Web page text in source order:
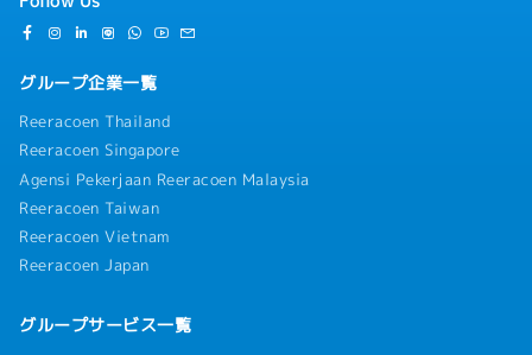
グループ企業一覧
Reeracoen Thailand
Reeracoen Singapore
Agensi Pekerjaan Reeracoen Malaysia
Reeracoen Taiwan
Reeracoen Vietnam
Reeracoen Japan
グループサービス一覧